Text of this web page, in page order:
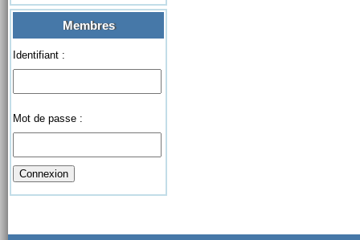
Membres
Identifiant :
Mot de passe :